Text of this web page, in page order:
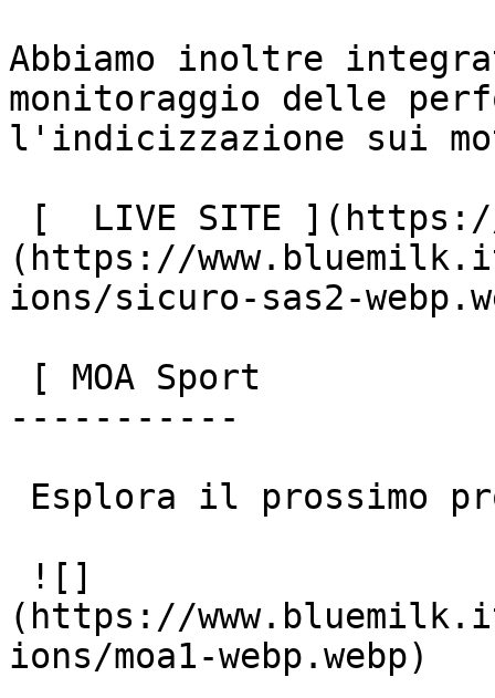
Abbiamo inoltre
monitoraggio delle
l'indicizzazione sui
(https://
ions/sicuro-sas2-
-----------
(https://
ions/moa1-webp.webp)